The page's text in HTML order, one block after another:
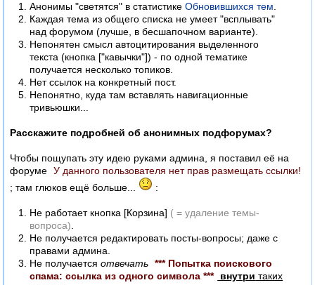
Анонимы "светятся" в статистикеОбновившихся тем.
Каждая тема из общего списка не умеет "всплывать"
над форумом (лучше, в бесшапочном варианте).
Непонятен смысл автоцитирования выделенного
текста (кнопка ["кавычки"]) - по одной тематике
получается несколько топиков.
Нет ссылок на конкретный пост.
Непонятно, куда там вставлять навигационные
тривьюшки...
Расскажите подробней об анонимных подфорумах?
Чтобы пощупать эту идею руками админа, я поставил её на
форуме У данного пользователя нет прав размещать ссылки!
; там глюков ещё больше...
:
Не работает кнопка [Корзина] ( = удаление темы-
вопроса)
Не получается редактировать посты-вопросы; даже с
правами админа.
Не получаетсяотвечать *** Попытка поискового
спама: ссылка из одного символа ***
внутри таких